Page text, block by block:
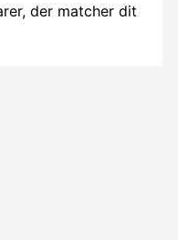
der matcher dit